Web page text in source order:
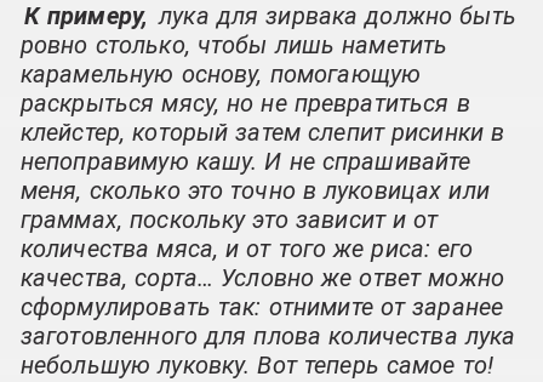
К примеру, лука для зирвака должно быть
ровно столько, чтобы лишь наметить
карамельную основу, помогающую
раскрыться мясу, но не превратиться в
клейстер, который затем слепит рисинки в
непоправимую кашу. И не спрашивайте
меня, сколько это точно в луковицах или
граммах, поскольку это зависит и от
количества мяса, и от того же риса: его
качества, сорта… Условно же ответ можно
сформулировать так: отнимите от заранее
заготовленного для плова количества лука
небольшую луковку. Вот теперь самое то!